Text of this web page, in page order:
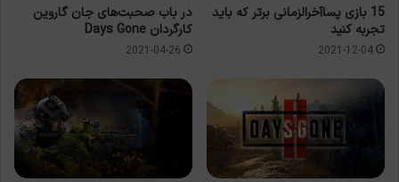
15 بازی پساآخرالزمانی برتر که باید
تجربه کنید
2021-12-04
در باب صحبت‌های جان گاروین
کارگردان Days Gone
2021-04-26